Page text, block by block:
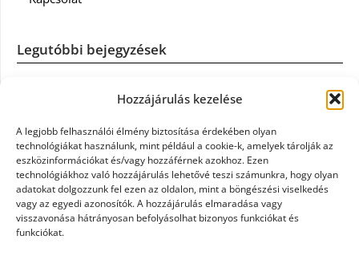
Hozzájárulás kezelése
A legjobb felhasználói élmény biztosítása érdekében olyan
technológiákat használunk, mint például a cookie-k, amelyek tárolják az
eszközinformációkat és/vagy hozzáférnek azokhoz. Ezen
technológiákhoz való hozzájárulás lehetővé teszi számunkra, hogy olyan
adatokat dolgozzunk fel ezen az oldalon, mint a böngészési viselkedés
vagy az egyedi azonosítók. A hozzájárulás elmaradása vagy
visszavonása hátrányosan befolyásolhat bizonyos funkciókat és
funkciókat.
Legutóbbi bejegyzések
Casco szélvédőcsere: mikor éri meg a biztosítást igénybe
Könyvelés: mikor érdemes könyvelőt váltani?
Szövetkezeti jog: miért elengedhetetlen a szakszerű jogi
háttér a biztonságos működéshez
Munkajogi ügyvéd: miért nem érdemes várni a jogi